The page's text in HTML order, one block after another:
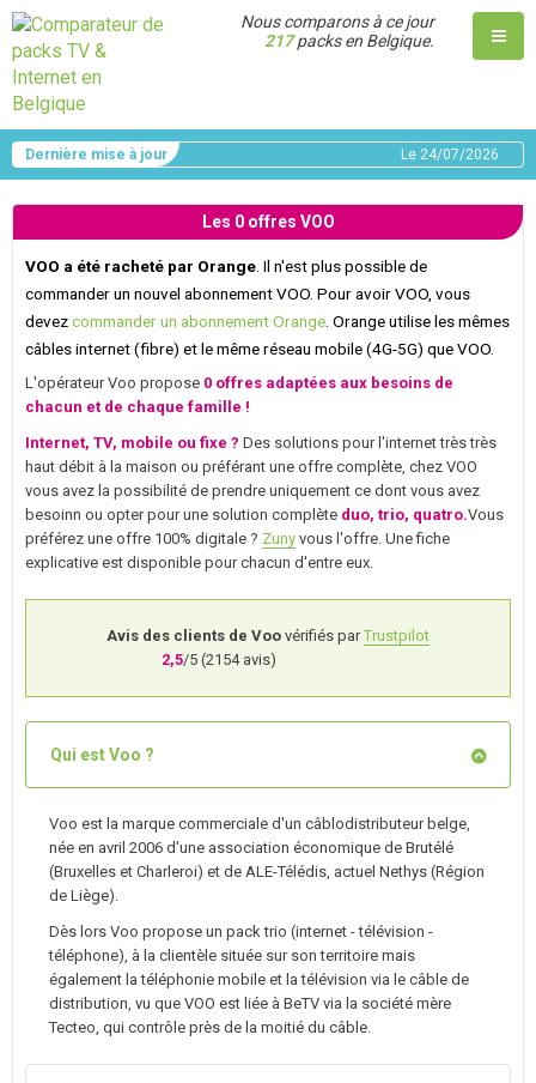
Nous comparons à ce jour
217packs en Belgique.
Dernière mise à jour Le 24/07/2026
Les 0 offres VOO
VOO a été racheté par Orange . Il n'est plus possible de
commander un nouvel abonnement VOO. Pour avoir VOO, vous
devezcommander un abonnement Orange . Orange utilise les mêmes
câbles internet (fibre) et le même réseau mobile (4G-5G) que VOO.
L'opérateur Voo propose 0 offres adaptées aux besoins de
chacun et de chaque famille !
Internet, TV, mobile ou fixe ? Des solutions pour l'internet très très
haut débit à la maison ou préférant une offre complète, chez VOO
vous avez la possibilité de prendre uniquement ce dont vous avez
besoinn ou opter pour une solution complète duo, trio, quatro.Vous
préférez une offre 100% digitale ? Zuny vous l'offre. Une fiche
explicative est disponible pour chacun d'entre eux.
Avis des clients de Voo vérifiés parTrustpilot
2,5/5 (2154avis)
Qui est Voo ?
Voo est la marque commerciale d'un câblodistributeur belge,
née en avril 2006 d'une association économique de Brutélé
(Bruxelles et Charleroi) et de ALE-Télédis, actuel Nethys (Région
de Liège).
Dès lors Voo propose un pack trio (internet - télévision -
téléphone), à la clientèle située sur son territoire mais
également la téléphonie mobile et la télévision via le câble de
distribution, vu que VOO est liée à BeTV via la société mère
Tecteo, qui contrôle près de la moitié du câble.